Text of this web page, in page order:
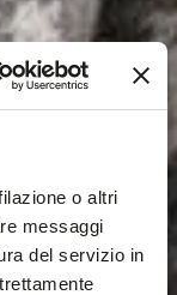
o altri
messaggi
del servizio in